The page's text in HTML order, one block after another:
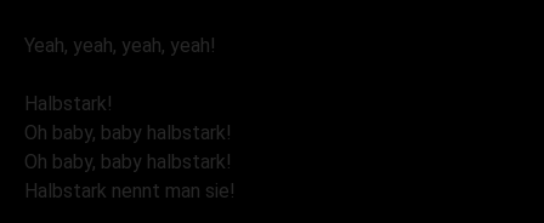
Yeah, yeah, yeah, yeah!
Halbstark!
Oh baby, baby halbstark!
Oh baby, baby halbstark!
Halbstark nennt man sie!